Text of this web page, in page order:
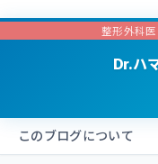
整形外科
Dr.ハ
このブログについて